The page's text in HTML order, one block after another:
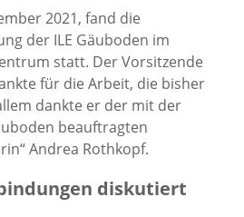
2021, fand die
der ILE Gäuboden im
statt. Der Vorsitzende
für die Arbeit, die bisher
dankte er der mit der
beauftragten
Andrea Rothkopf.
diskutiert